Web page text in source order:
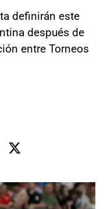
definirán este
después de
entre Torneos